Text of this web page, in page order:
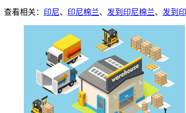
查看相关： 印尼、 印尼棉兰、 发到印尼棉兰、 发到